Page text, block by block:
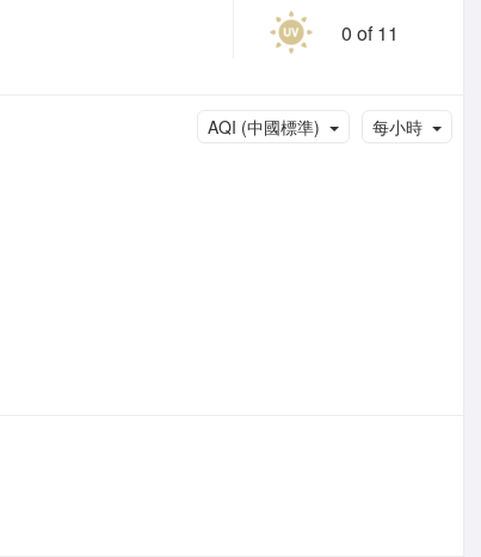
0 of 11
每小時
AQI (中國標準)